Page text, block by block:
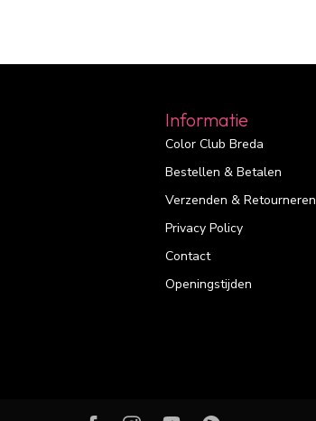
Informatie
Color Club Breda
Bestellen & Betalen
Verzenden & Retourneren
Privacy Policy
Contact
Openingstijden